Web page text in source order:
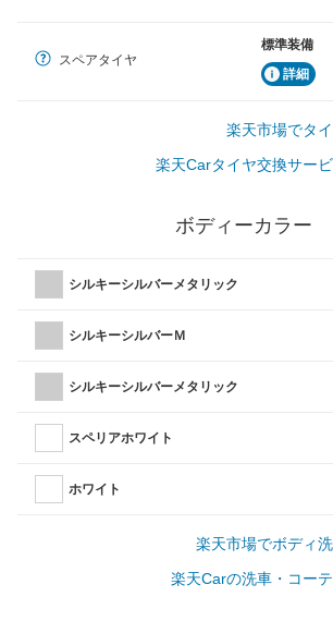
スペアタイヤ
標準装備
詳細
楽天市場でタ
楽天Carタイヤ交換サー
ボディーカラー
シルキーシルバーメタリック
シルキーシルバーＭ
シルキーシルバーメタリック
スペリアホワイト
ホワイト
楽天市場でボディ
楽天Carの洗車・コー